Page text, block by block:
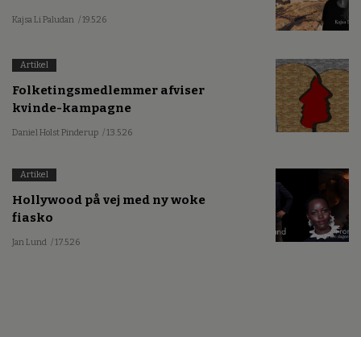
Kajsa Li Paludan / 19.5.26
Artikel
Folketingsmedlemmer afviser
kvinde-kampagne
Daniel Holst Pinderup / 13.5.26
Artikel
Hollywood på vej med ny woke
fiasko
Jan Lund / 17.5.26